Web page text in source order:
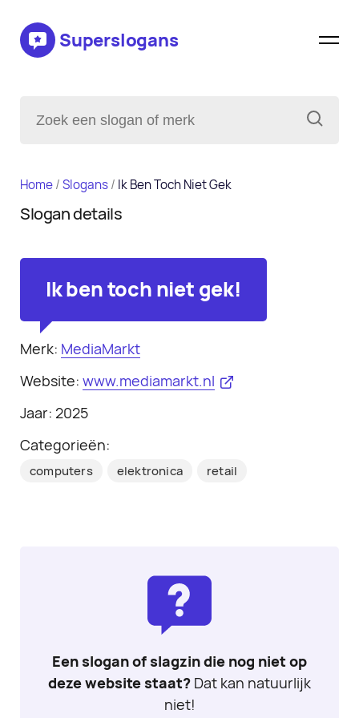
Superslogans
Home/Slogans/ Ik Ben Toch Niet Gek
Slogan details
Ik ben toch niet gek!
Merk: MediaMarkt
Website: www.mediamarkt.nl
Jaar: 2025
Categorieën:
computers elektronica retail
Een slogan of slagzin die nog niet op
deze website staat? Dat kan natuurlijk
niet!